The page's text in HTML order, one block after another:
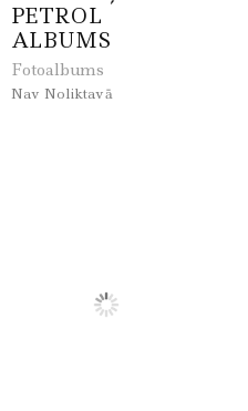
PETROL
ALBUMS
Fotoalbums
Nav Noliktavā